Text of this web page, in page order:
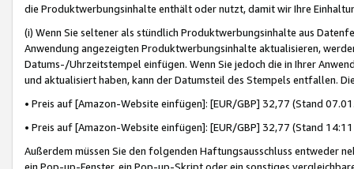
die Produktwerbungsinhalte enthält oder nutzt, damit wir Ihre
(i) Wenn Sie seltener als stündlich Produktwerbungsinhalte aus
Anwendung angezeigten Produktwerbungsinhalte aktualisieren,
Datums-/Uhrzeitstempel einfügen. Wenn Sie jedoch die in Ihrer
und aktualisiert haben, kann der Datumsteil des Stempels entfallen.
• Preis auf [Amazon-Website einfügen]: [EUR/GBP] 32,77 (Stand
• Preis auf [Amazon-Website einfügen]: [EUR/GBP] 32,77 (Stand
Außerdem müssen Sie den folgenden Haftungsausschluss entweder
ein Pop-up-Fenster, ein Pop-up-Skript oder ein sonstiges